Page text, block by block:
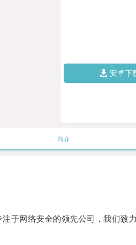
安卓下
简介
网络安全的领先公司，我们致力